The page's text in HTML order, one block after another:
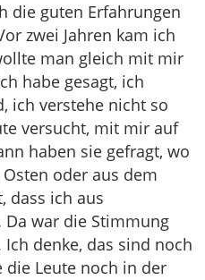
die guten Erfahrungen
zwei Jahren kam ich
man gleich mit mir
habe gesagt, ich
ich verstehe nicht so
versucht, mit mir auf
haben sie gefragt, wo
oder aus dem
dass ich aus
war die Stimmung
denke, das sind noch
die Leute noch in der